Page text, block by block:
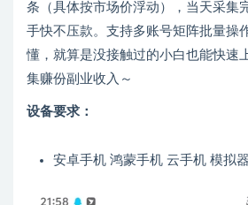
条（具体按市场价浮动），当天采集
手快不压款。支持多账号矩阵批量操
懂，就算是没接触过的小白也能快速
集赚份副业收入～
设备要求：
安卓手机 鸿蒙手机 云手机 模拟器